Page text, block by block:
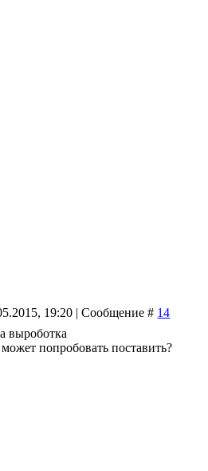
19:20 | Сообщение # 14
выроботка
попробовать поставить?